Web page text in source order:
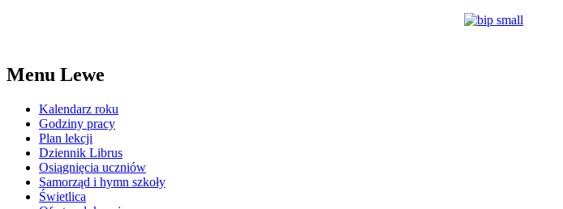
Menu Lewe
Kalendarz roku
Godziny pracy
Plan lekcji
Dziennik Librus
Osiągnięcia uczniów
Samorząd i hymn szkoły
Świetlica